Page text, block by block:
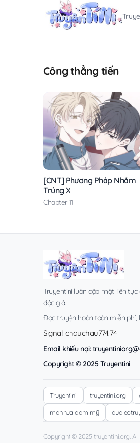
Công thẳng tiến
[CNT] Phương Pháp Nhắm
Trúng X
Chapter 11
Truyentini luôn cập nhật liên
độc giả.
Đọc truyện hoàn toàn miễn phí,
Signal: chauchau774.74
Email khiếu nại:
Copyright © 2025 Truyentini
Truyentini truyentini.org
manhua đam mỹ
Copyright © 2025 truyentini.org. All